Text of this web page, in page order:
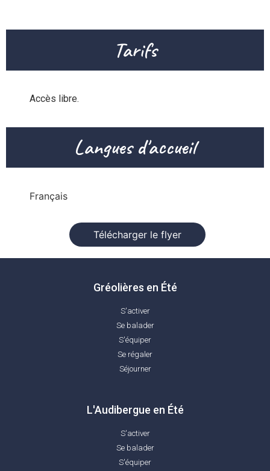
Tarifs
Accès libre.
Langues d'accueil
Français
Télécharger le flyer
Gréolières en Été
S'activer
Se balader
S'équiper
Se régaler
Séjourner
L'Audibergue en Été
S'activer
Se balader
S'équiper